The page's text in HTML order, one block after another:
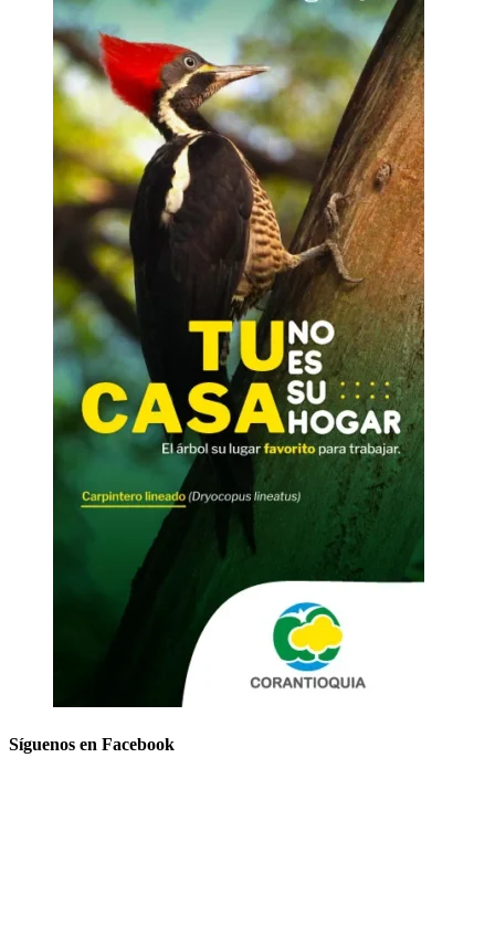
Síguenos en Facebook